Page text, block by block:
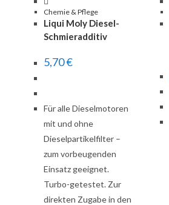
Chemie & Pflege
Liqui Moly Diesel-
Schmieradditiv
5,70€
Für alle Dieselmotoren
mit und ohne
Dieselpartikelfilter –
zum vorbeugenden
Einsatz geeignet.
Turbo-getestet. Zur
direkten Zugabe in den